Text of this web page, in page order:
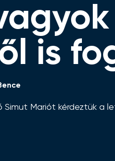
is
Simut Mariót kérdeztük a